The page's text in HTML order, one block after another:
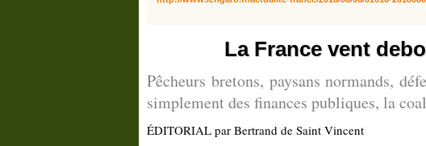
La France vent
Pêcheurs bretons, paysans normands,
simplement des finances publiques, la
ÉDITORIAL par Bertrand de Saint Vincent